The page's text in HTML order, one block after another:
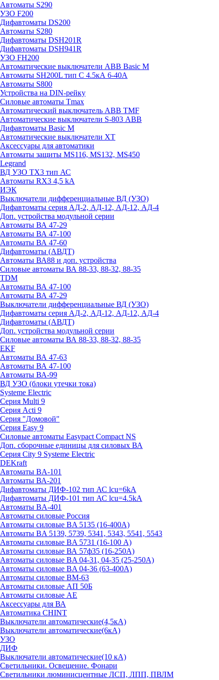
Автоматы S290
УЗО F200
Дифавтоматы DS200
Автоматы S280
Дифавтоматы DSH201R
Дифавтоматы DSH941R
УЗО FH200
Автоматические выключатели ABB Basic M
Автоматы SH200L тип С 4.5кА 6-40А
Автоматы S800
Устройства на DIN-рейку
Силовые автоматы Tmax
Автоматический выключатель ABB TMF
Автоматические выключатели S-803 АВВ
Дифавтоматы Basic M
Автоматические выключатели XT
Аксессуары для автоматики
Автоматы защиты MS116, MS132, MS450
Legrand
ВД УЗО TX3 тип АС
Автоматы RX3 4,5 kA
ИЭК
Выключатели дифференциальные ВД (УЗО)
Дифавтоматы серия АД-2, АД-12, АД-12, АД-4
Доп. устройства модульной серии
Автоматы ВА 47-29
Автоматы ВА 47-100
Автоматы ВА 47-60
Дифавтоматы (АВДТ)
Автоматы ВА88 и доп. устройства
Силовые автоматы ВА 88-33, 88-32, 88-35
TDM
Автоматы ВА 47-100
Автоматы ВА 47-29
Выключатели дифференциальные ВД (УЗО)
Дифавтоматы серия АД-2, АД-12, АД-12, АД-4
Дифавтоматы (АВДТ)
Доп. устройства модульной серии
Силовые автоматы ВА 88-33, 88-32, 88-35
EKF
Автоматы ВА 47-63
Автоматы ВА 47-100
Автоматы ВА-99
ВД УЗО (блоки утечки тока)
Systeme Electric
Серия Multi 9
Серия Acti 9
Серия "Домовой"
Серия Easy 9
Силовые автоматы Easypact Compact NS
Доп. сборочные единицы для силовых ВА
Серия City 9 Systeme Electric
DEKraft
Автоматы BA-101
Автоматы ВА-201
Дифавтоматы ДИФ-102 тип АС lcu=6kA
Дифавтоматы ДИФ-101 тип АС lcu=4.5kA
Автоматы BA-401
Автоматы силовые Россия
Автоматы силовые BA 5135 (16-400А)
Автоматы BA 5139, 5739, 5341, 5343, 5541, 5543
Автоматы силовые BA 5731 (16-100 А)
Автоматы силовые ВА 57ф35 (16-250А)
Автоматы силовые BA 04-31, 04-35 (25-250А)
Автоматы силовые BA 04-36 (63-400А)
Автоматы силовые ВМ-63
Автоматы силовые АП 50Б
Автоматы силовые АЕ
Аксессуары для ВА
Автоматика CHINT
Выключатели автоматические(4,5кА)
Выключатели автоматические(6кА)
УЗО
ДИФ
Выключатели автоматические(10 кА)
Светильники. Освещение. Фонари
Светильники люминисцентные ЛСП, ЛПП, ПВЛМ